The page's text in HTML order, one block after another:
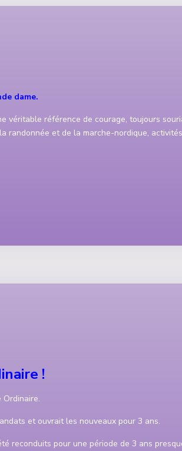
dame.
véritable référence de courage, toujours
et de la marche-nordique,
!
et ouvrait les nouveaux pour 3 ans.
reconduits pour une période de 3 ans